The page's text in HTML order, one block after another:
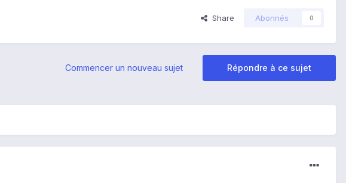
Share Abonnés 0
Répondre à ce sujet
Commencer un nouveau sujet